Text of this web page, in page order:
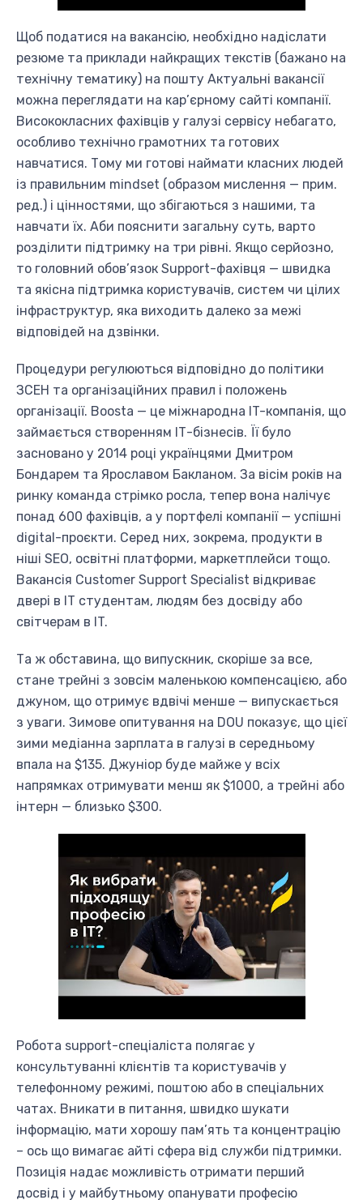
Щоб податися на вакансію, необхідно надіслати
резюме та приклади найкращих текстів (бажано на
технічну тематику) на пошту Актуальні вакансії
можна переглядати на кар’єрному сайті компанії.
Висококласних фахівців у галузі сервісу небагато,
особливо технічно грамотних та готових
навчатися. Тому ми готові наймати класних людей
із правильним mindset (образом мислення — прим.
ред.) і цінностями, що збігаються з нашими, та
навчати їх. Аби пояснити загальну суть, варто
розділити підтримку на три рівні. Якщо серйозно,
то головний обов’язок Support-фахівця — швидка
та якісна підтримка користувачів, систем чи цілих
інфраструктур, яка виходить далеко за межі
відповідей на дзвінки.
Процедури регулюються відповідно до політики
ЗСЕН та організаційних правил і положень
організації. Boosta — це міжнародна IT-компанія, що
займається створенням ІТ-бізнесів. Її було
засновано у 2014 році українцями Дмитром
Бондарем та Ярославом Бакланом. За вісім років на
ринку команда стрімко росла, тепер вона налічує
понад 600 фахівців, а у портфелі компанії — успішні
digital-проєкти. Серед них, зокрема, продукти в
ніші SEO, освітні платформи, маркетплейси тощо.
Вакансія Customer Support Specialist відкриває
двері в IT студентам, людям без досвіду або
світчерам в IT.
Та ж обставина, що випускник, скоріше за все,
стане трейні з зовсім маленькою компенсацією, або
джуном, що отримує вдвічі менше — випускається
з уваги. Зимове опитування на DOU показує, що цієї
зими медіанна зарплата в галузі в середньому
впала на $135. Джуніор буде майже у всіх
напрямках отримувати менш як $1000, а трейні або
інтерн — близько $300.
Робота support-спеціаліста полягає у
консультуванні клієнтів та користувачів у
телефонному режимі, поштою або в спеціальних
чатах. Вникати в питання, швидко шукати
інформацію, мати хорошу пам’ять та концентрацію
– ось що вимагає айті сфера від служби підтримки.
Позиція надає можливість отримати перший
досвід і у майбутньому опанувати професію